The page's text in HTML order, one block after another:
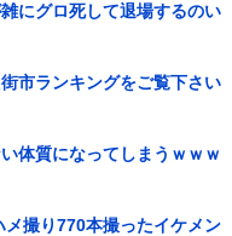
にグロ死して退場するのい
市ランキングをご覧下さい
体質になってしまうｗｗｗ
撮り770本撮ったイケメン